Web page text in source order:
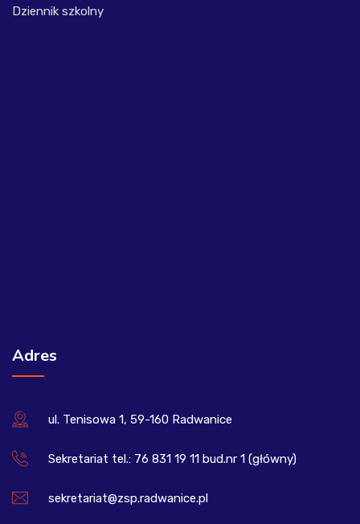
Dziennik szkolny
Adres
ul. Tenisowa 1, 59-160 Radwanice
Sekretariat tel.: 76 831 19 11 bud.nr 1 (główny)
sekretariat@zsp.radwanice.pl